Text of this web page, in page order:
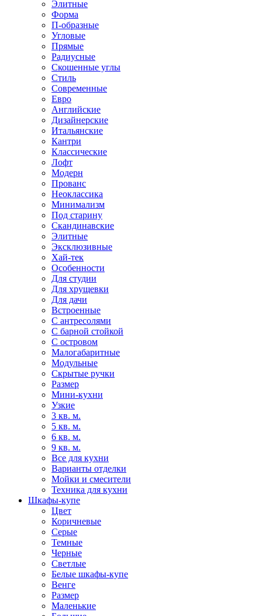
Элитные
Форма
П-образные
Угловые
Прямые
Радиусные
Скошенные углы
Стиль
Современные
Евро
Английские
Дизайнерские
Итальянские
Кантри
Классические
Лофт
Модерн
Прованс
Неоклассика
Минимализм
Под старину
Скандинавские
Элитные
Эксклюзивные
Хай-тек
Особенности
Для студии
Для хрущевки
Для дачи
Встроенные
С антресолями
С барной стойкой
С островом
Малогабаритные
Модульные
Скрытые ручки
Размер
Мини-кухни
Узкие
3 кв. м.
5 кв. м.
6 кв. м.
9 кв. м.
Все для кухни
Варианты отделки
Мойки и смесители
Техника для кухни
Шкафы-купе
Цвет
Коричневые
Серые
Темные
Черные
Светлые
Белые шкафы-купе
Венге
Размер
Маленькие